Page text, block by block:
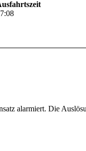
alarmiert. Die